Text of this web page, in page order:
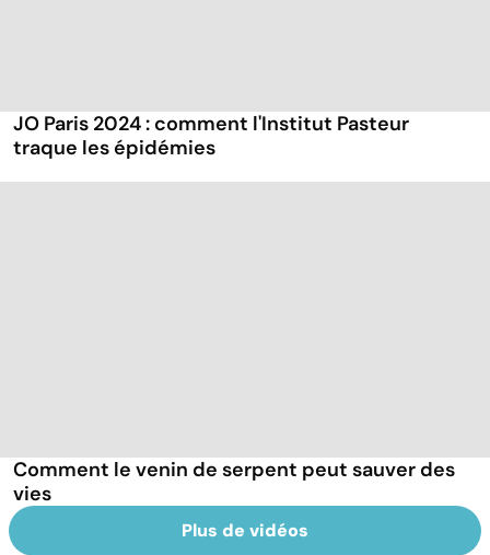
JO Paris 2024 : comment l'Institut Pasteur
traque les épidémies
Comment le venin de serpent peut sauver des
vies
Plus de vidéos